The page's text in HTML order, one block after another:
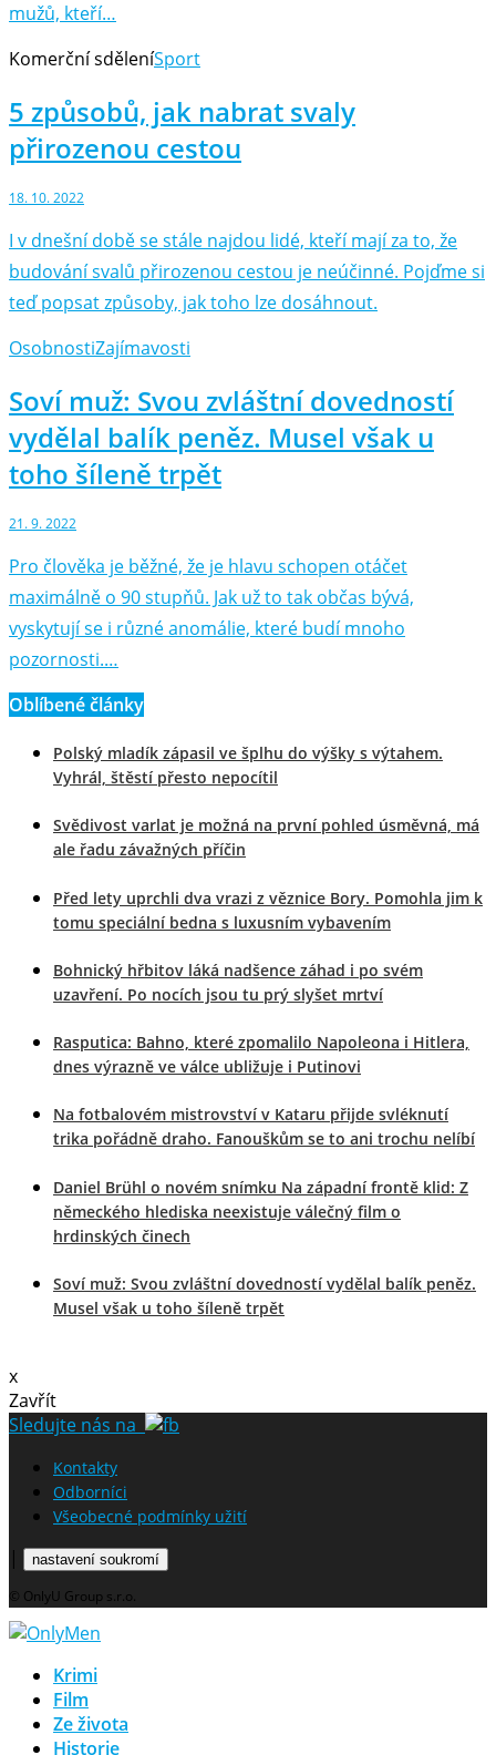
mužů, kteří…
Komerční sděleníSport
5 způsobů, jak nabrat svaly
přirozenou cestou
18. 10. 2022
I v dnešní době se stále najdou lidé, kteří mají za to, že
budování svalů přirozenou cestou je neúčinné. Pojďme si
teď popsat způsoby, jak toho lze dosáhnout.
OsobnostiZajímavosti
Soví muž: Svou zvláštní dovedností
vydělal balík peněz. Musel však u
toho šíleně trpět
21. 9. 2022
Pro člověka je běžné, že je hlavu schopen otáčet
maximálně o 90 stupňů. Jak už to tak občas bývá,
vyskytují se i různé anomálie, které budí mnoho
pozornosti.…
Oblíbené články
Polský mladík zápasil ve šplhu do výšky s výtahem.
Vyhrál, štěstí přesto nepocítil
Svědivost varlat je možná na první pohled úsměvná, má
ale řadu závažných příčin
Před lety uprchli dva vrazi z věznice Bory. Pomohla jim k
tomu speciální bedna s luxusním vybavením
Bohnický hřbitov láká nadšence záhad i po svém
uzavření. Po nocích jsou tu prý slyšet mrtví
Rasputica: Bahno, které zpomalilo Napoleona i Hitlera,
dnes výrazně ve válce ubližuje i Putinovi
Na fotbalovém mistrovství v Kataru přijde svléknutí
trika pořádně draho. Fanouškům se to ani trochu nelíbí
Daniel Brühl o novém snímku Na západní frontě klid: Z
německého hlediska neexistuje válečný film o
hrdinských činech
Soví muž: Svou zvláštní dovedností vydělal balík peněz.
Musel však u toho šíleně trpět
x
Zavřít
Sledujte nás na
Kontakty
Odborníci
Všeobecné podmínky užití
| nastavení soukromí
© OnlyU Group s.r.o.
Krimi
Film
Ze života
Historie